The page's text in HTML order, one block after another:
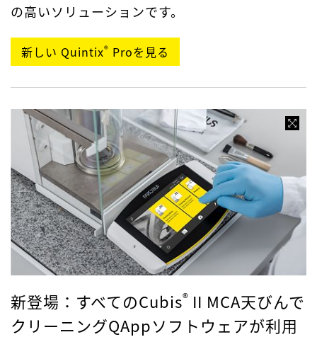
の高いソリューションです。
新しい Quintix® Proを見る
新登場：すべてのCubis® II MCA天びんで
クリーニングQAppソフトウェアが利用